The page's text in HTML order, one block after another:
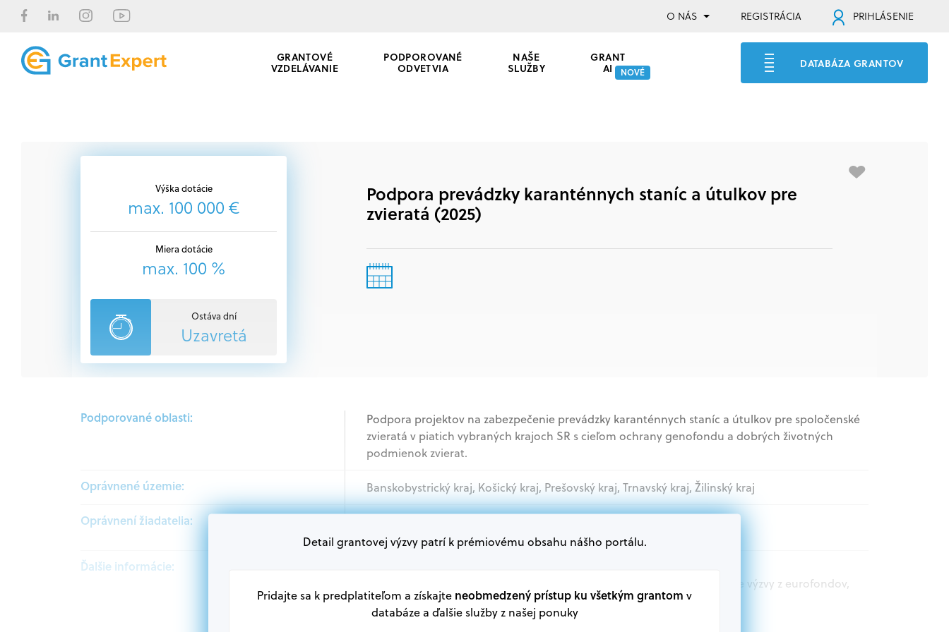
O NÁS REGISTRÁCIA PRIHLÁSENIE
GRANTOVÉ
VZDELÁVANIE
PODPOROVANÉ
ODVETVIA
NAŠE
SLUŽBY
GRANT
AI NOVÉ
DATABÁZA GRANTOV
Výška dotácie
max. 100 000 €
Miera dotácie
max. 100 %
Ostáva dní
Uzavretá
Podpora prevádzky karanténnych staníc a útulkov pre
zvieratá (2025)
Podporované oblasti:
Podpora projektov na zabezpečenie prevádzky karanténnych staníc a útulkov pre spoločenské
zvieratá v piatich vybraných krajoch SR s cieľom ochrany genofondu a dobrých životných
podmienok zvierat.
Oprávnené územie: Banskobystrický kraj, Košický kraj, Prešovský kraj, Trnavský kraj, Žilinský kraj
Oprávnení žiadatelia:
Mimovládne organizácie
Ďalšie informácie:
V databáze grantov a dotácií na portáli Grantexpert.sk nájdete aktuálne výzvy z eurofondov,
plánu obnovy a ďalších zdrojov.
Detail grantovej výzvy patrí k prémiovému obsahu nášho portálu.
Pridajte sa k predplatiteľom a získajte neobmedzený prístup ku všetkým grantom v
databáze a ďalšie služby z našej ponuky